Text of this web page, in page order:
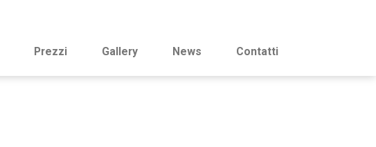
Prezzi Gallery News Contatti